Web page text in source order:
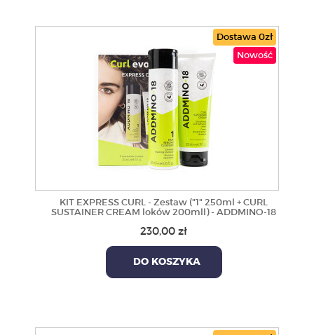
Dostawa 0zł
Nowość
KIT EXPRESS CURL - Zestaw ("1" 250ml + CURL
SUSTAINER CREAM loków 200mll) - ADDMINO-18
230,00 zł
DO KOSZYKA